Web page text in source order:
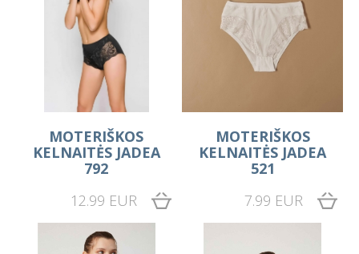
MOTERIŠKOS
KELNAITĖS JADEA
792
12.99 EUR
MOTERIŠKOS
KELNAITĖS JADEA
521
7.99 EUR